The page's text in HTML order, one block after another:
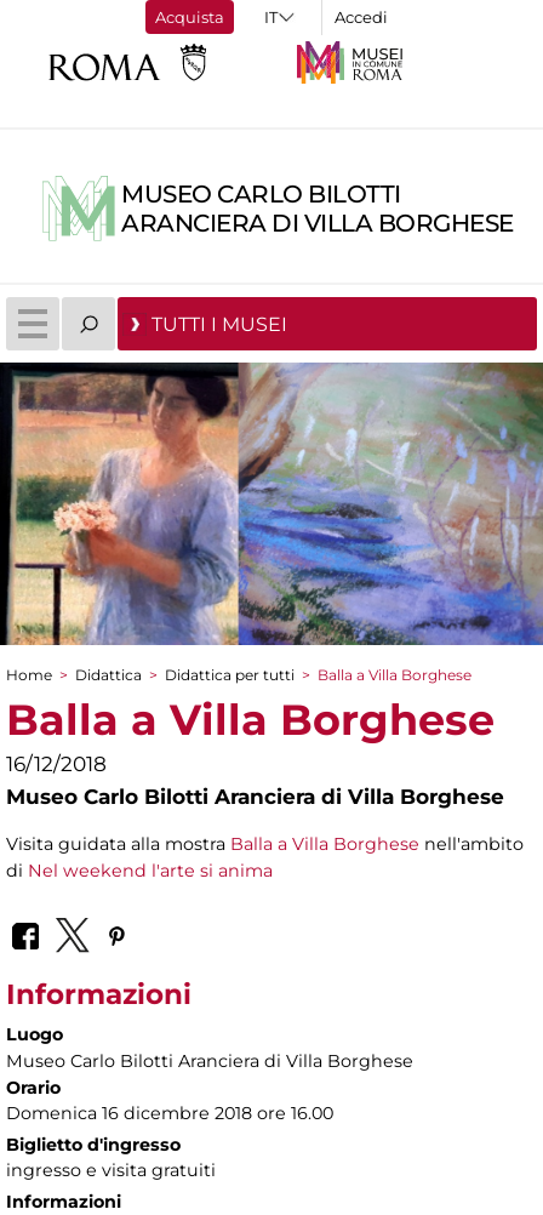
Acquista Accedi
MUSEO CARLO BILOTTI
ARANCIERA DI VILLA BORGHESE
TUTTI I MUSEI
Tu sei qui
Home > Didattica > Didattica per tutti > Balla a Villa Borghese
Balla a Villa Borghese
16/12/2018
Museo Carlo Bilotti Aranciera di Villa Borghese
Visita guidata alla mostra Balla a Villa Borghese nell'ambito
di Nel weekend l'arte si anima
Informazioni
Luogo
Museo Carlo Bilotti Aranciera di Villa Borghese
Orario
Domenica 16 dicembre 2018 ore 16.00
Biglietto d'ingresso
ingresso e visita gratuiti
Informazioni